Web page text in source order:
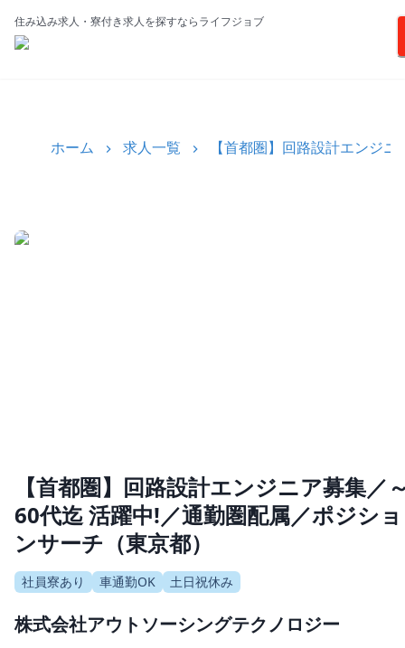
住み込み求人・寮付き求人を探すならライフジョブ
ホーム 求人一覧 【首都圏】回路設計エンジ
【首都圏】回路設計エンジニア募集／
60代迄 活躍中!／通勤圏配属／ポジショ
ンサーチ（東京都）
社員寮あり 車通勤OK 土日祝休み
株式会社アウトソーシングテクノロジー